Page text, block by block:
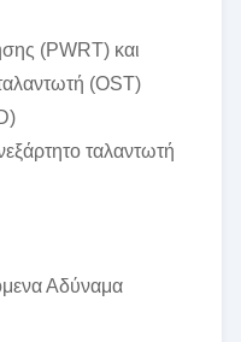
(PWRT) και
(OST)
ταλαντωτή
Αδύναμα